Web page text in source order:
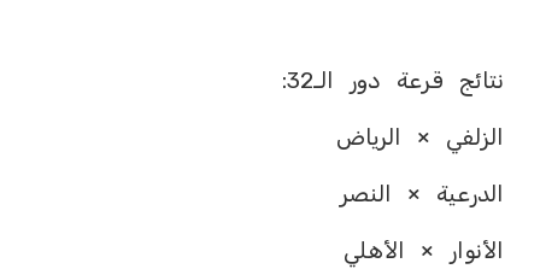
نتائج قرعة دور الـ32:
الزلفي × الرياض
الدرعية × النصر
الأنوار × الأهلي